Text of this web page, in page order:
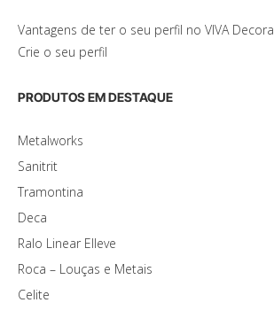
Vantagens de ter o seu perfil no VIVA Decora
Crie o seu perfil
PRODUTOS EM DESTAQUE
Metalworks
Sanitrit
Tramontina
Deca
Ralo Linear Elleve
Roca – Louças e Metais
Celite